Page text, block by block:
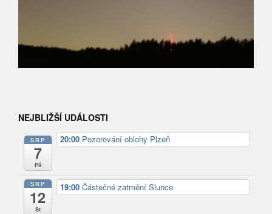
NEJBLIŽŠÍ UDÁLOSTI
SRP
7
Pá
20:00 Pozorování oblohy Plzeň
SRP
12
St
19:00 Částečné zatmění Slunce